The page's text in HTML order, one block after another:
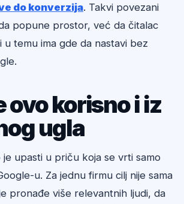
do konverzija. Takvi povezani
popune prostor, već da čitalac
u temu ima gde da nastavi bez
ovo korisno i iz
ugla
je upasti u priču koja se vrti samo
u. Za jednu firmu cilj nije sama
pronađe više relevantnih ljudi, da